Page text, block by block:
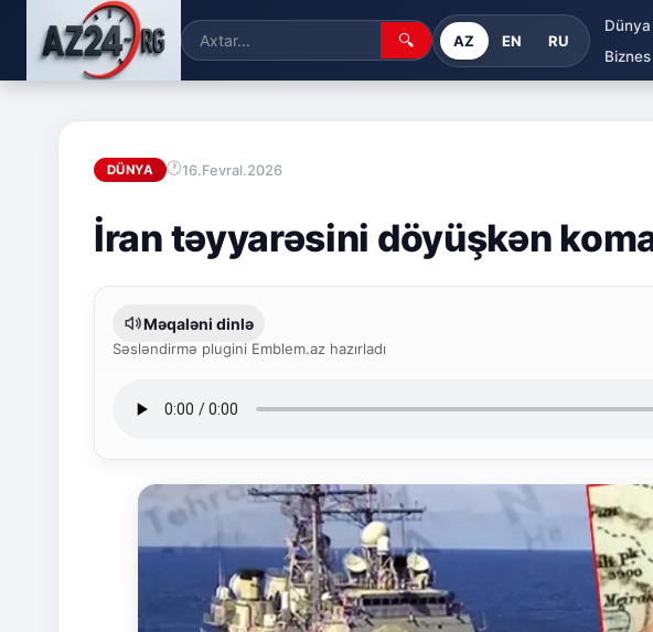
🔍 AZ EN RU
Dünya
Biznes
DÜNYA 16.Fevral.2026
İran təyyarəsini döyüşkən
Məqaləni dinlə
Səsləndirmə plugini Emblem.az hazırladı